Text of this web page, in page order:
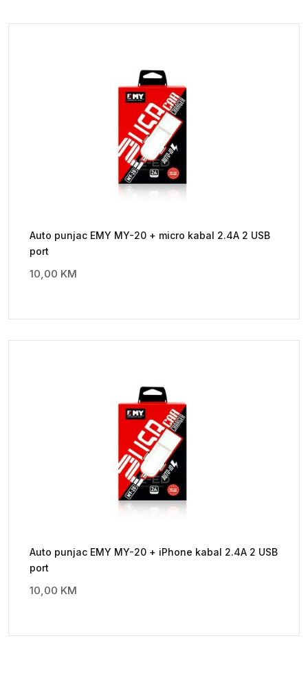
Auto punjac EMY MY-20 + micro kabal 2.4A 2 USB
port
10,00 KM
Auto punjac EMY MY-20 + iPhone kabal 2.4A 2 USB
port
10,00 KM